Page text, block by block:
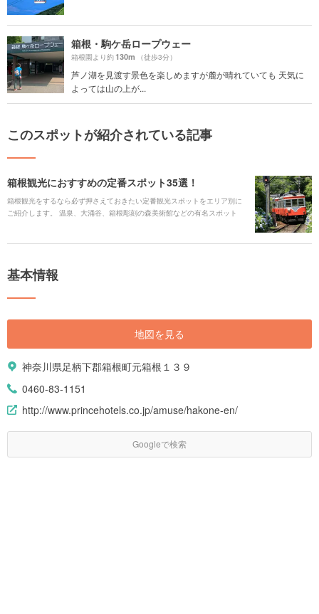
箱根・駒ケ岳ロープウェー
箱根園より約130m （徒歩3分）
芦ノ湖を見渡す景色を楽しめますが麓が晴れていても 天気に
よっては山の上が...
このスポットが紹介されている記事
箱根観光におすすめの定番スポット35選！
箱根観光をするなら必ず押さえておきたい定番観光スポットをエリア別に
ご紹介します。 温泉、大涌谷、箱根彫刻の森美術館などの有名スポット
基本情報
地図を見る
神奈川県足柄下郡箱根町元箱根１３９
0460-83-1151
http://www.princehotels.co.jp/amuse/hakone-en/
Googleで検索